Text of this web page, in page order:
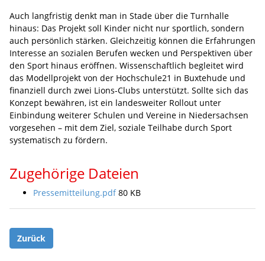
Auch langfristig denkt man in Stade über die Turnhalle
hinaus: Das Projekt soll Kinder nicht nur sportlich, sondern
auch persönlich stärken. Gleichzeitig können die Erfahrungen
Interesse an sozialen Berufen wecken und Perspektiven über
den Sport hinaus eröffnen. Wissenschaftlich begleitet wird
das Modellprojekt von der Hochschule21 in Buxtehude und
finanziell durch zwei Lions-Clubs unterstützt. Sollte sich das
Konzept bewähren, ist ein landesweiter Rollout unter
Einbindung weiterer Schulen und Vereine in Niedersachsen
vorgesehen – mit dem Ziel, soziale Teilhabe durch Sport
systematisch zu fördern.
Zugehörige Dateien
Pressemitteilung.pdf80 KB
Zurück